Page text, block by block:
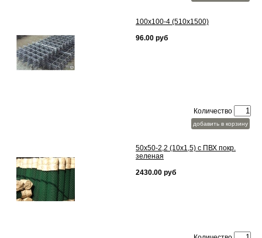
100х100-4 (510х1500)
96.00 руб
Количество
добавить в корзину
50х50-2,2 (10х1,5) с ПВХ покр.
зеленая
2430.00 руб